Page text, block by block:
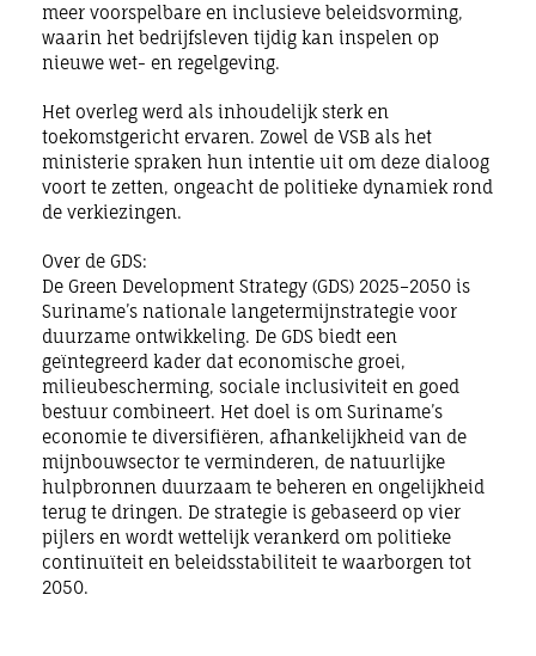
meer voorspelbare en inclusieve beleidsvorming,
waarin het bedrijfsleven tijdig kan inspelen op
nieuwe wet- en regelgeving.
Het overleg werd als inhoudelijk sterk en
toekomstgericht ervaren. Zowel de VSB als het
ministerie spraken hun intentie uit om deze dialoog
voort te zetten, ongeacht de politieke dynamiek rond
de verkiezingen.
Over de GDS:
De Green Development Strategy (GDS) 2025–2050 is
Suriname’s nationale langetermijnstrategie voor
duurzame ontwikkeling. De GDS biedt een
geïntegreerd kader dat economische groei,
milieubescherming, sociale inclusiviteit en goed
bestuur combineert. Het doel is om Suriname’s
economie te diversifiëren, afhankelijkheid van de
mijnbouwsector te verminderen, de natuurlijke
hulpbronnen duurzaam te beheren en ongelijkheid
terug te dringen. De strategie is gebaseerd op vier
pijlers en wordt wettelijk verankerd om politieke
continuïteit en beleidsstabiliteit te waarborgen tot
2050.